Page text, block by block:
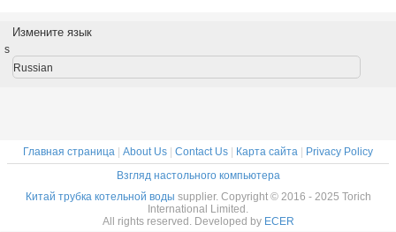
DIN17175
Измените язык
s
Russian
Главная страница About Us Contact Us Карта сайта
Privacy Policy
Взгляд настольного компьютера
Китай трубка котельной воды supplier. Copyright © 2016 - 2025 Torich
International Limited.
All rights reserved. Developed by ECER